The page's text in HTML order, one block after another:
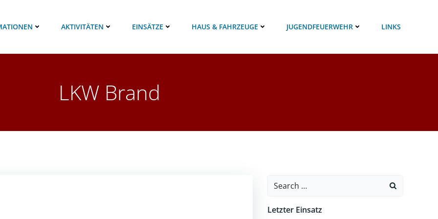
AKTIVITÄTEN EINSÄTZE HAUS & FAHRZEUGE JUGENDFEUERWEHR LINKS
LKW Brand
Search
Letzter Einsatz